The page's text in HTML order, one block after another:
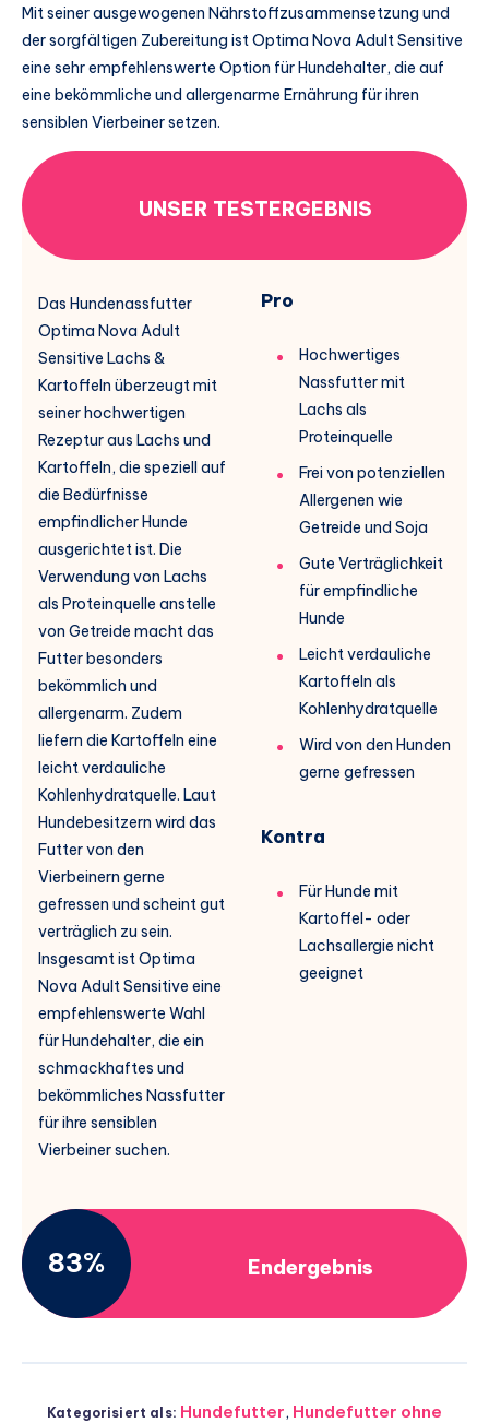
Mit seiner ausgewogenen Nährstoffzusammensetzung und
der sorgfältigen Zubereitung ist Optima Nova Adult Sensitive
eine sehr empfehlenswerte Option für Hundehalter, die auf
eine bekömmliche und allergenarme Ernährung für ihren
sensiblen Vierbeiner setzen.
UNSER TESTERGEBNIS
Das Hundenassfutter
Optima Nova Adult
Sensitive Lachs &
Kartoffeln überzeugt mit
seiner hochwertigen
Rezeptur aus Lachs und
Kartoffeln, die speziell auf
die Bedürfnisse
empfindlicher Hunde
ausgerichtet ist. Die
Verwendung von Lachs
als Proteinquelle anstelle
von Getreide macht das
Futter besonders
bekömmlich und
allergenarm. Zudem
liefern die Kartoffeln eine
leicht verdauliche
Kohlenhydratquelle. Laut
Hundebesitzern wird das
Futter von den
Vierbeinern gerne
gefressen und scheint gut
verträglich zu sein.
Insgesamt ist Optima
Nova Adult Sensitive eine
empfehlenswerte Wahl
für Hundehalter, die ein
schmackhaftes und
bekömmliches Nassfutter
für ihre sensiblen
Vierbeiner suchen.
Pro
Hochwertiges
Nassfutter mit
Lachs als
Proteinquelle
Frei von potenziellen
Allergenen wie
Getreide und Soja
Gute Verträglichkeit
für empfindliche
Hunde
Leicht verdauliche
Kartoffeln als
Kohlenhydratquelle
Wird von den Hunden
gerne gefressen
Kontra
Für Hunde mit
Kartoffel- oder
Lachsallergie nicht
geeignet
83% Endergebnis
Kategorisiert als: Hundefutter, Hundefutter ohne